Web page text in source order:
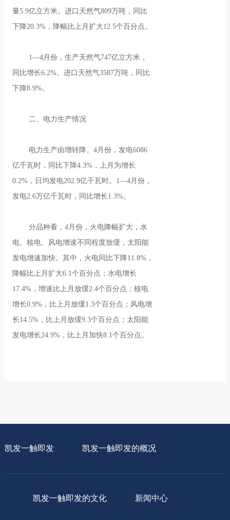
量5.9亿立方米。进口天然气809万吨，同比
下降20.3%，降幅比上月扩大12.5个百分点。
1—4月份，生产天然气747亿立方米，
同比增长6.2%。进口天然气3587万吨，同比
下降8.9%。
二、电力生产情况
电力生产由增转降。4月份，发电6086
亿千瓦时，同比下降4.3%，上月为增长
0.2%，日均发电202.9亿千瓦时。1—4月份，
发电2.6万亿千瓦时，同比增长1.3%。
分品种看，4月份，火电降幅扩大，水
电、核电、风电增速不同程度放缓，太阳能
发电增速加快。其中，火电同比下降11.8%，
降幅比上月扩大6.1个百分点；水电增长
17.4%，增速比上月放缓2.4个百分点；核电
增长0.9%，比上月放缓1.3个百分点；风电增
长14.5%，比上月放缓9.3个百分点；太阳能
发电增长24.9%，比上月加快8.1个百分点。
凯发一触即发 凯发一触即发的概况
凯发一触即发的文化 新闻中心